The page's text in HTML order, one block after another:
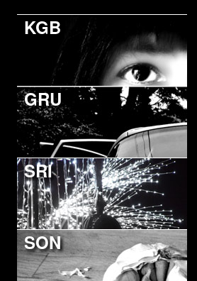
KGB
GRU
SRI
SON